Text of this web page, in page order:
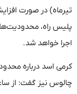
تیرماه) در صورت
پلیس راه،
اجرا خواهد شد.